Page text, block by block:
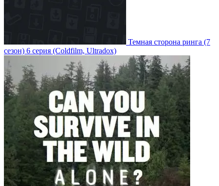
Темная сторона ринга (7
сезон) 6 серия (Coldfilm, Ultradox)